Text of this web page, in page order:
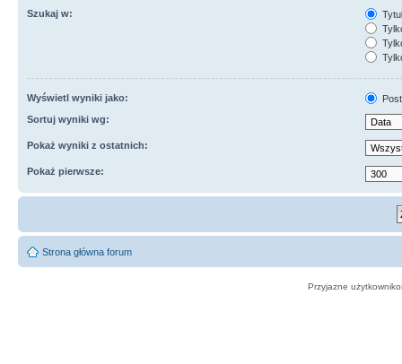
Szukaj w:
Wyświetl wyniki jako:
Sortuj wyniki wg:
Pokaż wyniki z ostatnich:
Pokaż pierwsze:
Strona główna forum
Przyjazne